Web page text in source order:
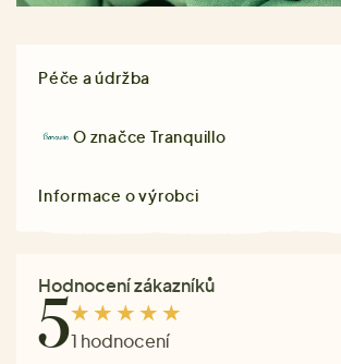
Péče a údržba
O značceTranquillo
Informace o výrobci
Hodnocení zákazníků
51 hodnocení